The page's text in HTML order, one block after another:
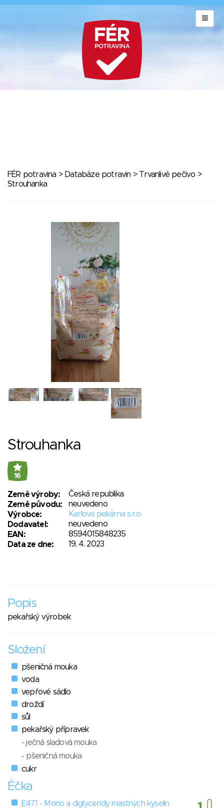
FÉR potravina > Databáze potravin > Trvanlivé pečivo >
Strouhanka
Strouhanka
16
Země výroby:
Česká republika
Země původu:
neuvedeno
Výrobce:
Karlova pekárna s.r.o.
Dodavatel:
neuvedeno
EAN:
8594015848235
Data ze dne:
19. 4. 2023
Popis
pekařský výrobek
Složení
pšeničná mouka
voda
vepřové sádlo
droždí
sůl
pekařský přípravek
- ječná sladová mouka
- pšeničná mouka
cukr
Éčka
E471 - Mono a diglyceridy mastných kyselin